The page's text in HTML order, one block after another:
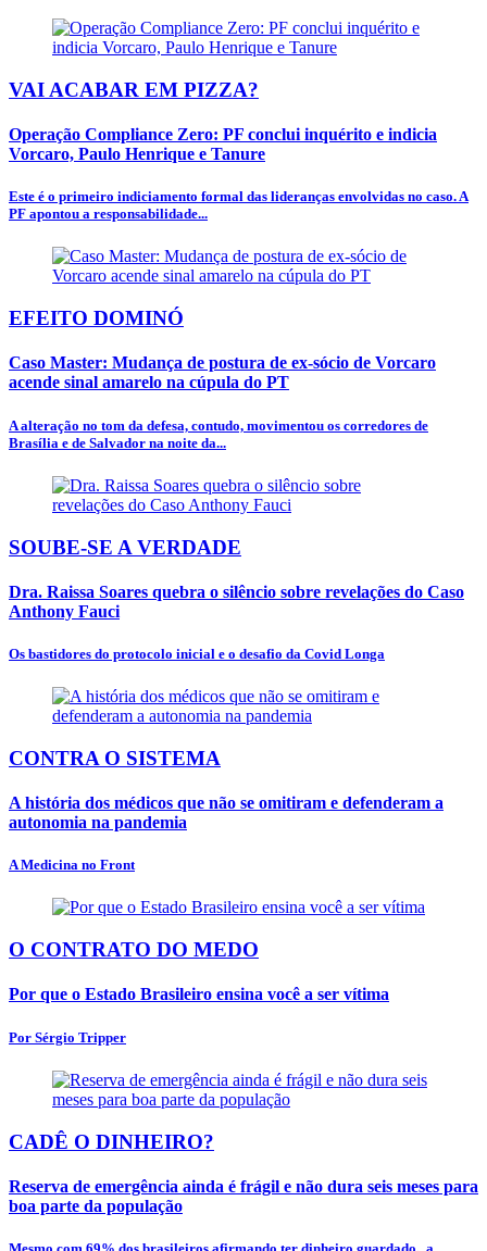
VAI ACABAR EM PIZZA?
Operação Compliance Zero: PF conclui inquérito e indicia
Vorcaro, Paulo Henrique e Tanure
Este é o primeiro indiciamento formal das lideranças envolvidas no caso. A
PF apontou a responsabilidade...
EFEITO DOMINÓ
Caso Master: Mudança de postura de ex-sócio de Vorcaro
acende sinal amarelo na cúpula do PT
A alteração no tom da defesa, contudo, movimentou os corredores de
Brasília e de Salvador na noite da...
SOUBE-SE A VERDADE
Dra. Raissa Soares quebra o silêncio sobre revelações do Caso
Anthony Fauci
Os bastidores do protocolo inicial e o desafio da Covid Longa
CONTRA O SISTEMA
A história dos médicos que não se omitiram e defenderam a
autonomia na pandemia
A Medicina no Front
O CONTRATO DO MEDO
Por que o Estado Brasileiro ensina você a ser vítima
Por Sérgio Tripper
CADÊ O DINHEIRO?
Reserva de emergência ainda é frágil e não dura seis meses para
boa parte da população